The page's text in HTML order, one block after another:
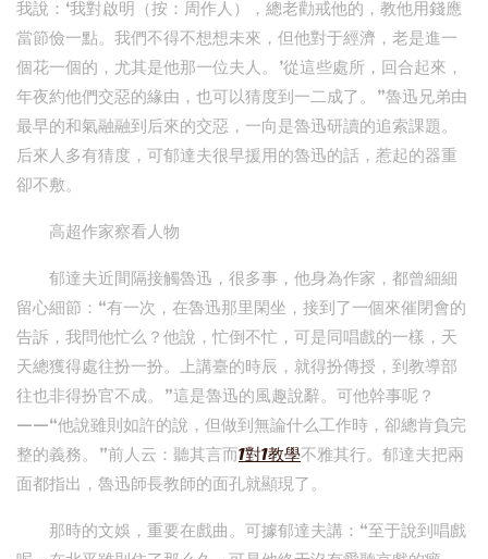
我說：‘我對啟明（按：周作人），總老勸戒他的，教他用錢應
當節儉一點。我們不得不想想未來，但他對于經濟，老是進一
個花一個的，尤其是他那一位夫人。’從這些處所，回合起來，
年夜約他們交惡的緣由，也可以猜度到一二成了。”魯迅兄弟由
最早的和氣融融到后來的交惡，一向是魯迅研讀的追索課題。
后來人多有猜度，可郁達夫很早援用的魯迅的話，惹起的器重
卻不敷。
高超作家察看人物
郁達夫近間隔接觸魯迅，很多事，他身為作家，都曾細細
留心細節：“有一次，在魯迅那里閑坐，接到了一個來催閉會的
告訴，我問他忙么？他說，忙倒不忙，可是同唱戲的一樣，天
天總獲得處往扮一扮。上講臺的時辰，就得扮傳授，到教導部
往也非得扮官不成。”這是魯迅的風趣說辭。可他幹事呢？
——“他說雖則如許的說，但做到無論什么工作時，卻總肯負完
整的義務。”前人云：聽其言而1對1教學不雅其行。郁達夫把兩
面都指出，魯迅師長教師的面孔就顯現了。
那時的文娛，重要在戲曲。可據郁達夫講：“至于說到唱戲